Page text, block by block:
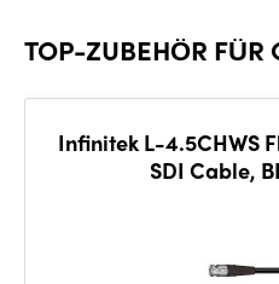
TOP-ZUBEHÖR FÜR
Infinitek L-4.5CHWS
SDI Cable,